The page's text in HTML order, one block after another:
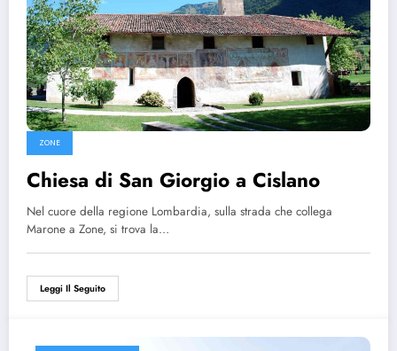
ZONE
Chiesa di San Giorgio a Cislano
Nel cuore della regione Lombardia, sulla strada che collega
Marone a Zone, si trova la…
Leggi Il Seguito